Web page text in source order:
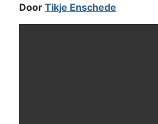
Door Tikje Enschede